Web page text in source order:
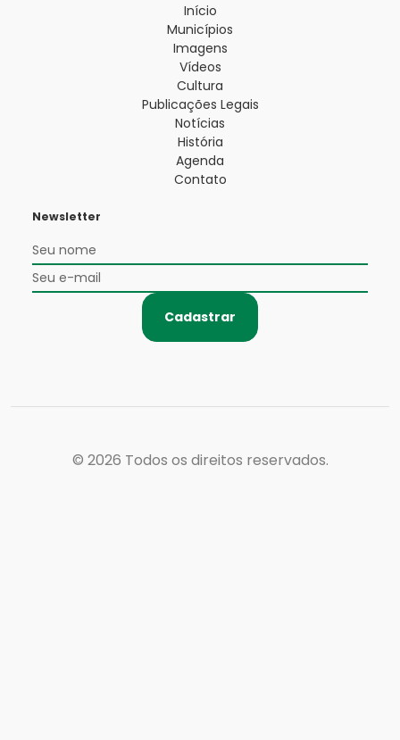
Início
Municípios
Imagens
Vídeos
Cultura
Publicações Legais
Notícias
História
Agenda
Contato
Newsletter
Cadastrar
© 2026 Todos os direitos reservados.